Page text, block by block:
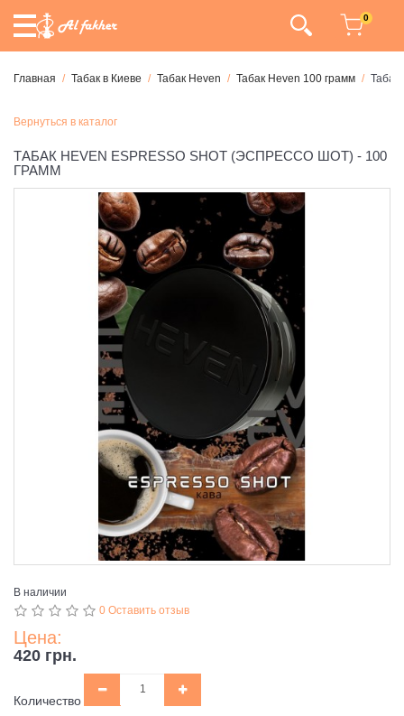
0
Главная Табак в Киеве Табак Heven Табак Heven 100 грамм Табак
Вернуться в каталог
ТАБАК HEVEN ESPRESSO SHOT (ЭСПРЕССО ШОТ) - 100
ГРАММ
В наличии
0 Оставить отзыв
Цена:
420 грн.
Количество